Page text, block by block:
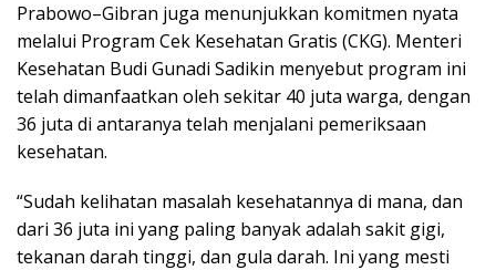
Prabowo–Gibran juga menunjukkan komitmen nyata
melalui Program Cek Kesehatan Gratis (CKG). Menteri
Kesehatan Budi Gunadi Sadikin menyebut program ini
telah dimanfaatkan oleh sekitar 40 juta warga, dengan
36 juta di antaranya telah menjalani pemeriksaan
kesehatan.
“Sudah kelihatan masalah kesehatannya di mana, dan
dari 36 juta ini yang paling banyak adalah sakit gigi,
tekanan darah tinggi, dan gula darah. Ini yang mesti